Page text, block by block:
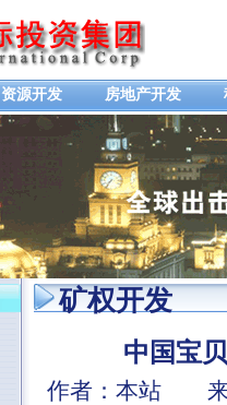
资源开发 房地产开发
矿权开发
中国宝
作者：本站 来